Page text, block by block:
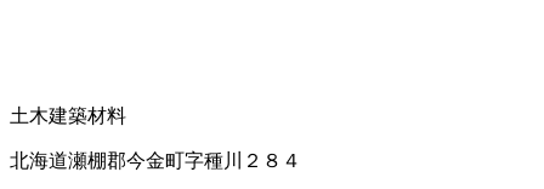
土木建築材料
北海道瀬棚郡今金町字種川２８４